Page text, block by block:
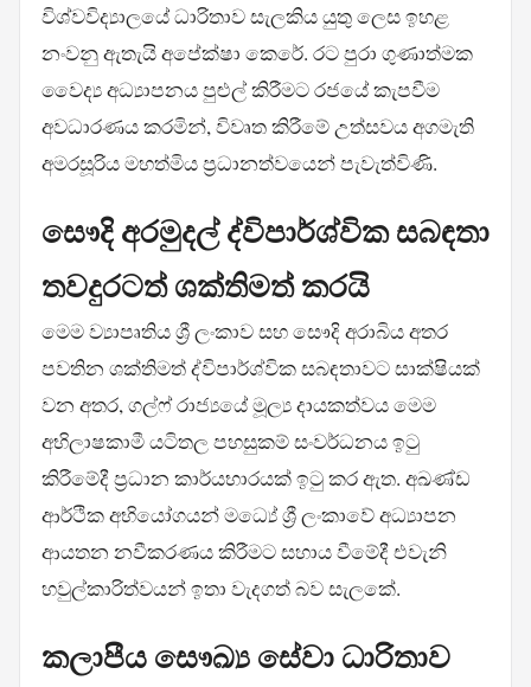
විශ්වවිද්‍යාලයේ ධාරිතාව සැලකිය යුතු ලෙස ඉහළ
නංවනු ඇතැයි අපේක්ෂා කෙරේ. රට පුරා ගුණාත්මක
වෛද්‍ය අධ්‍යාපනය පුළුල් කිරීමට රජයේ කැපවීම
අවධාරණය කරමින්, විවෘත කිරීමේ උත්සවය අගමැති
අමරසූරිය මහත්මිය ප්‍රධානත්වයෙන් පැවැත්විණි.
සෞදි අරමුදල් ද්විපාර්ශ්වික සබඳතා
තවදුරටත් ශක්තිමත් කරයි
මෙම ව්‍යාපෘතිය ශ්‍රී ලංකාව සහ සෞදි අරාබිය අතර
පවතින ශක්තිමත් ද්විපාර්ශ්වික සබඳතාවට සාක්ෂියක්
වන අතර, ගල්ෆ් රාජ්‍යයේ මූල්‍ය දායකත්වය මෙම
අභිලාෂකාමී යටිතල පහසුකම් සංවර්ධනය ඉටු
කිරීමේදී ප්‍රධාන කාර්යභාරයක් ඉටු කර ඇත. අඛණ්ඩ
ආර්ථික අභියෝගයන් මධ්‍යේ ශ්‍රී ලංකාවේ අධ්‍යාපන
ආයතන නවීකරණය කිරීමට සහාය වීමේදී එවැනි
හවුල්කාරිත්වයන් ඉතා වැදගත් බව සැලකේ.
කලාපීය සෞඛ්‍ය සේවා ධාරිතාව